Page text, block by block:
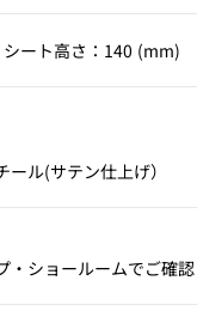
ート高さ：140 (mm)
ル(サテン仕上げ）
ショールームでご確認